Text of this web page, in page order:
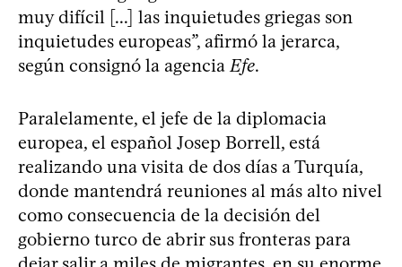
muy difícil [...] las inquietudes griegas son
inquietudes europeas”, afirmó la jerarca,
según consignó la agencia Efe.
Paralelamente, el jefe de la diplomacia
europea, el español Josep Borrell, está
realizando una visita de dos días a Turquía,
donde mantendrá reuniones al más alto nivel
como consecuencia de la decisión del
gobierno turco de abrir sus fronteras para